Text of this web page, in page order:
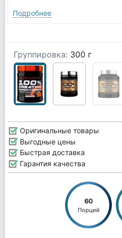
Подробнее
Группировка: 300 г
Оригинальные товары
Выгодные цены
Быстрая доставка
Гарантия качества
60
Порций